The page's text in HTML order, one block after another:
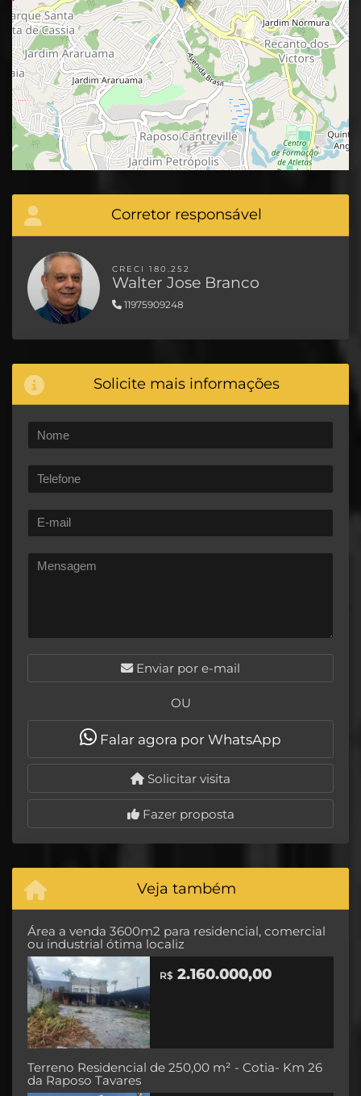
Corretor responsável
CRECI 180.252
Walter Jose Branco
11975909248
Solicite mais informações
Enviar por e-mail
OU
Falar agora por WhatsApp
Solicitar visita
Fazer proposta
Veja também
Área a venda 3600m2 para residencial, comercial
ou industrial ótima localiz
R$ 2.160.000,00
Terreno Residencial de 250,00 m² - Cotia- Km 26
da Raposo Tavares